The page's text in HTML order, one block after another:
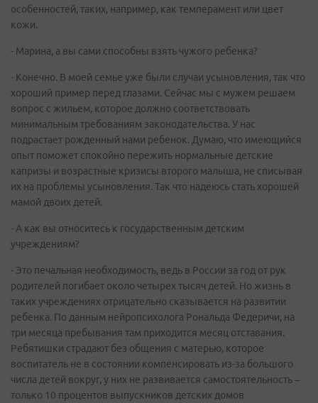
особенностей, таких, например, как темперамент или цвет
кожи.
- Марина, а вы сами способны взять чужого ребенка?
- Конечно. В моей семье уже были случаи усыновления, так что
хороший пример перед глазами. Сейчас мы с мужем решаем
вопрос с жильем, которое должно соответствовать
минимальным требованиям законодательства. У нас
подрастает рожденный нами ребенок. Думаю, что имеющийся
опыт поможет спокойно пережить нормальные детские
капризы и возрастные кризисы второго малыша, не списывая
их на проблемы усыновления. Так что надеюсь стать хорошей
мамой двоих детей.
- А как вы относитесь к государственным детским
учреждениям?
- Это печальная необходимость, ведь в России за год от рук
родителей погибает около четырех тысяч детей. Но жизнь в
таких учреждениях отрицательно сказывается на развитии
ребенка. По данным нейропсихолога Рональда Федеричи, на
три месяца пребывания там приходится месяц отставания.
Ребятишки страдают без общения с матерью, которое
воспитатель не в состоянии компенсировать из-за большого
числа детей вокруг, у них не развивается самостоятельность –
только 10 процентов выпускников детских домов